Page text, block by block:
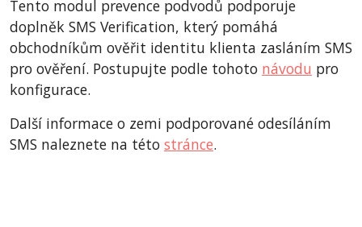
Tento modul prevence podvodů podporuje
doplněk SMS Verification, který pomáhá
obchodníkům ověřit identitu klienta zasláním SMS
pro ověření. Postupujte podle tohoto návodu pro
konfigurace.
Další informace o zemi podporované odesíláním
SMS naleznete na této stránce.